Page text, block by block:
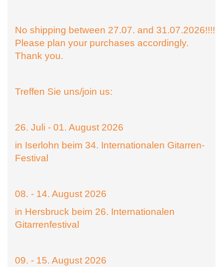
No shipping between 27.07. and 31.07.2026!!!!
Please plan your purchases accordingly.
Thank you.
Treffen Sie uns/join us:
26. Juli - 01. August 2026
in Iserlohn beim 34. Internationalen Gitarren-
Festival
08. - 14. August 2026
in Hersbruck beim 26. Internationalen
Gitarrenfestival
09. - 15. August 2026